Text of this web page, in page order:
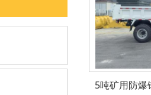
5吨矿用防